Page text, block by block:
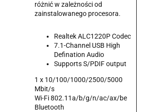
różnić w zależności od
zainstalowanego procesora.
Realtek ALC1220P Codec
7.1-Channel USB High
Defination Audio
Supports S/PDIF output
1 x 10/100/1000/2500/5000
Mbit/s
Wi-Fi 802.11a/b/g/n/ac/ax/be
Bluetooth